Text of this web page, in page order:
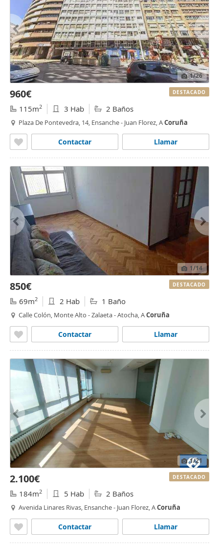
1/26
960€
115m2 3 Hab 2 Baños
Plaza De Pontevedra, 14, Ensanche - Juan Florez, ACoruña
Llamar
Contactar
DESTACADO
1/14
850€
69m2 2 Hab 1 Baño
Calle Colón, Monte Alto - Zalaeta - Atocha, ACoruña
Llamar
Contactar
DESTACADO
1/21
2.100€
184m2 5 Hab 2 Baños
Avenida Linares Rivas, Ensanche - Juan Florez, ACoruña
Llamar
Contactar
DESTACADO